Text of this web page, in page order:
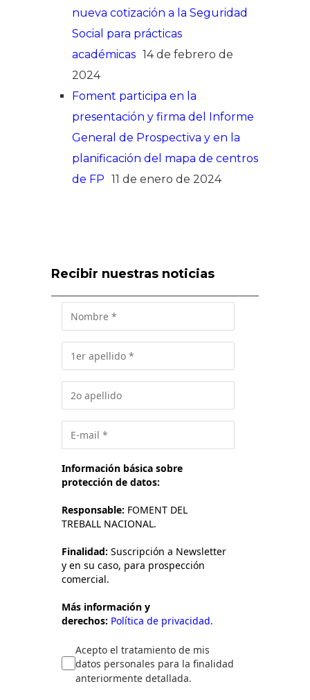
nueva cotización a la Seguridad
Social para prácticas
académicas 14 de febrero de
2024
Foment participa en la
presentación y firma del Informe
General de Prospectiva y en la
planificación del mapa de centros
de FP 11 de enero de 2024
Recibir nuestras noticias
Información básica sobre
protección de datos:
Responsable: FOMENT DEL
TREBALL NACIONAL.
Finalidad: Suscripción a Newsletter
y en su caso, para prospección
comercial.
Más información y
derechos: Política de privacidad.
Acepto el tratamiento de mis
datos personales para la finalidad
anteriormente detallada.